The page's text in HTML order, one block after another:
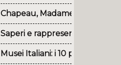
Chapeau, Madame! Cappelli di
Saperi e rappresentazioni del
Musei Italiani: i 10 post più